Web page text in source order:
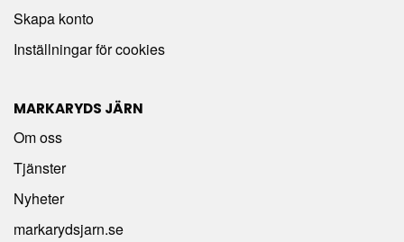
Skapa konto
Inställningar för cookies
MARKARYDS JÄRN
Om oss
Tjänster
Nyheter
markarydsjarn.se